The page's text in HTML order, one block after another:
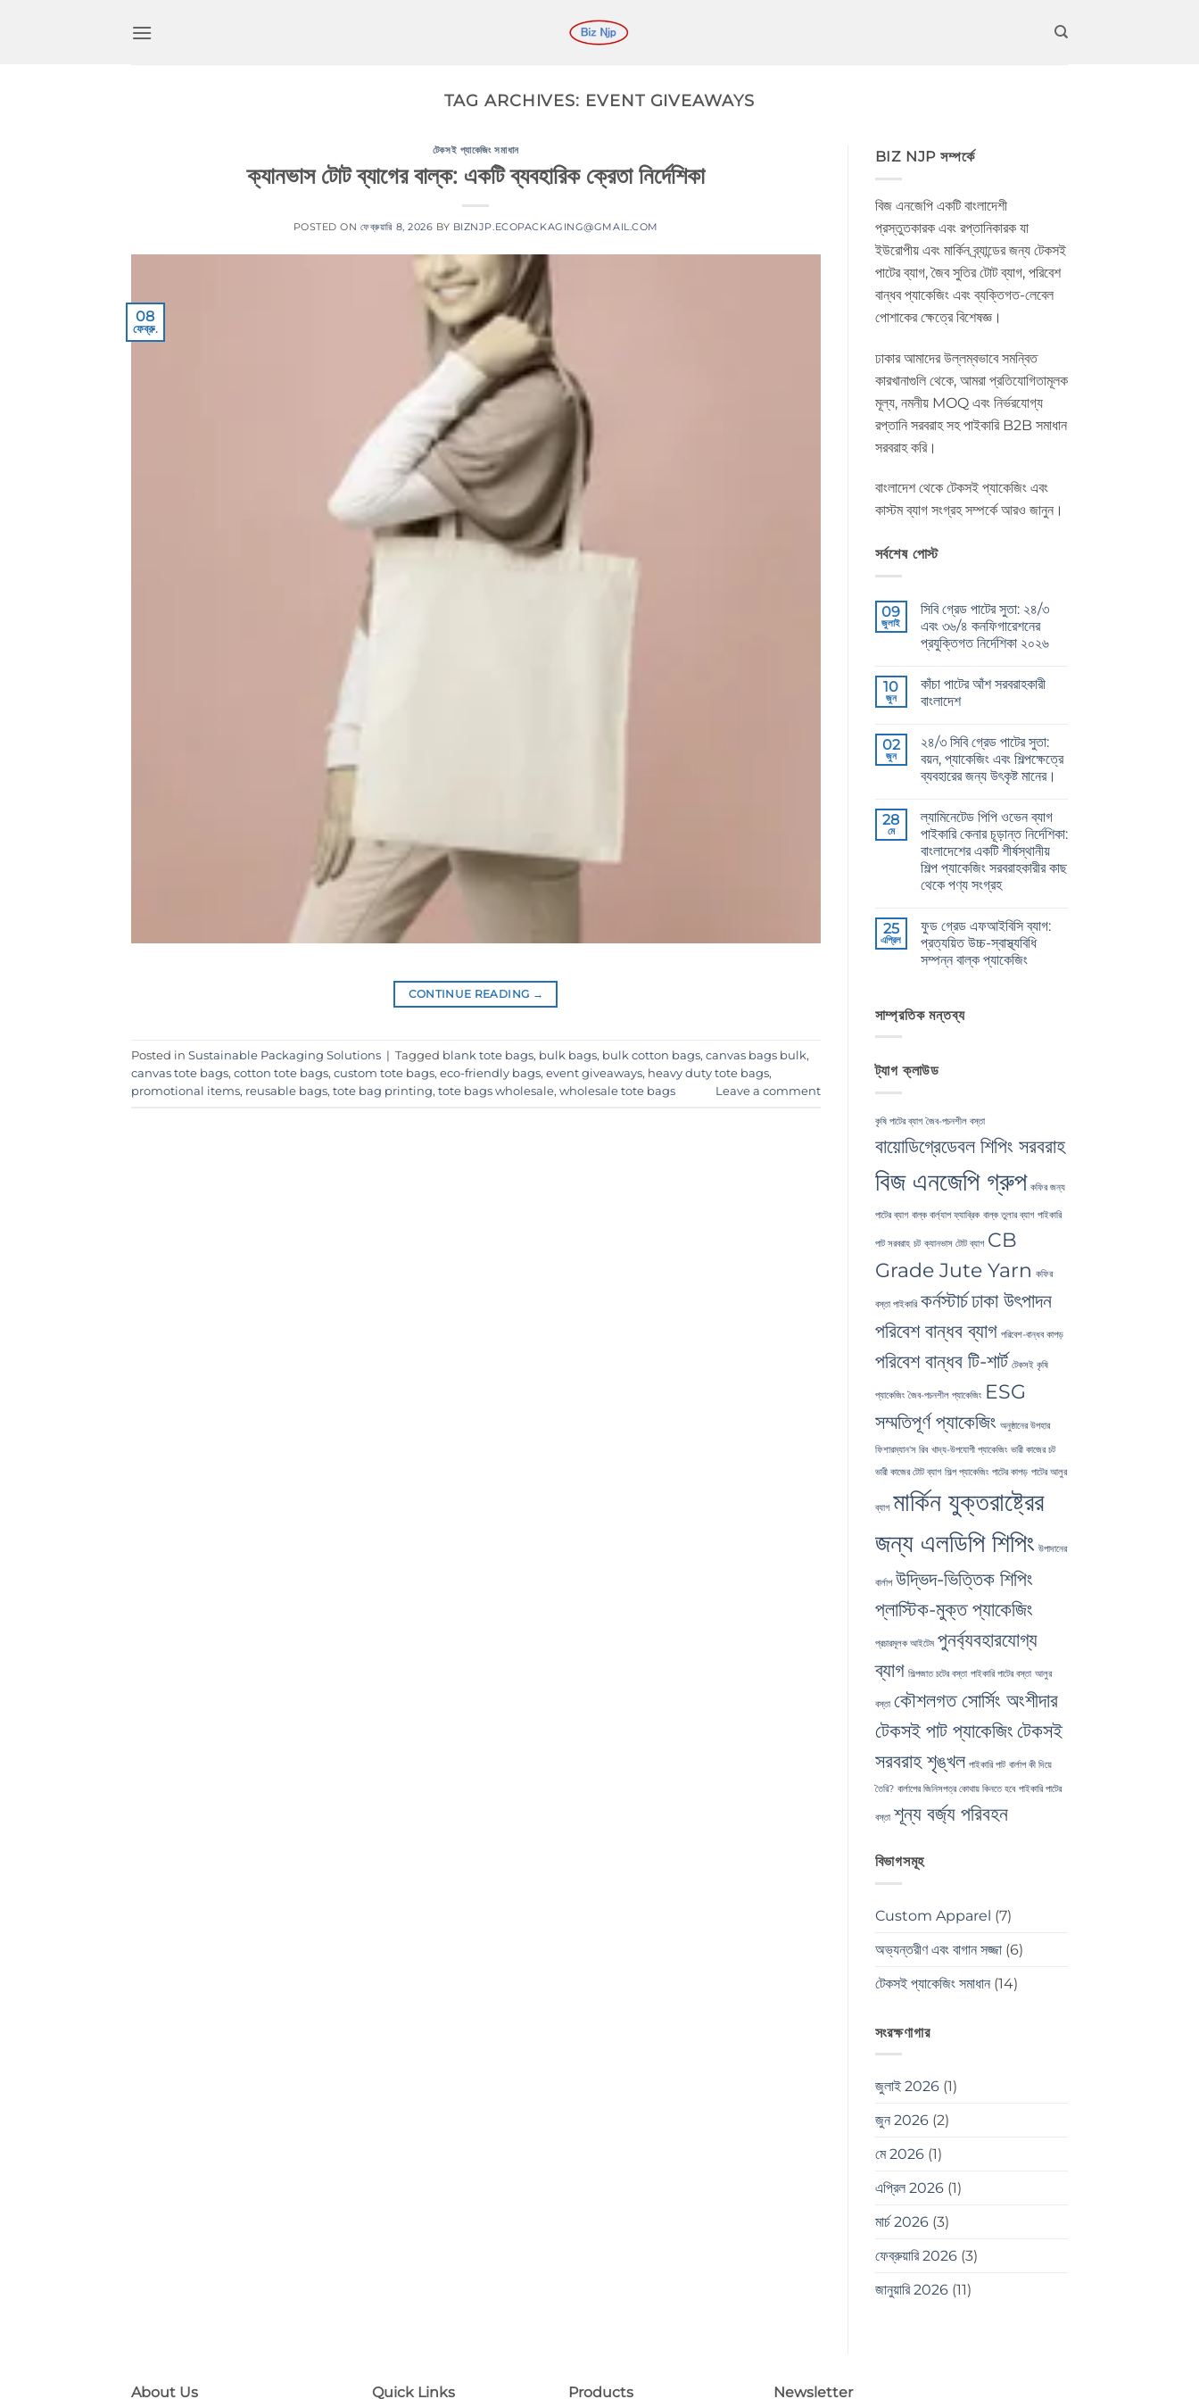
TAG ARCHIVES: EVENT GIVEAWAYS
টেকসই প্যাকেজিং সমাধান
ক্যানভাস টোট ব্যাগের বাল্ক: একটি ব্যবহারিক ক্রেতা নির্দেশিকা
POSTED ONফেব্রুয়ারি 8, 2026 BY BIZNJP.ECOPACKAGING@GMAIL.COM
08
ফেব্রু.
CONTINUE READING →
Posted in Sustainable Packaging Solutions | Tagged blank tote bags, bulk bags, bulk cotton bags, canvas bags bulk,
canvas tote bags, cotton tote bags, custom tote bags, eco-friendly bags, event giveaways, heavy duty tote bags,
promotional items, reusable bags, tote bag printing, tote bags wholesale, wholesale tote bags Leave a comment
BIZ NJP সম্পর্কে
বিজ এনজেপি একটি বাংলাদেশী
প্রস্তুতকারক এবং রপ্তানিকারক যা
ইউরোপীয় এবং মার্কিন ব্র্যান্ডের জন্য টেকসই
পাটের ব্যাগ, জৈব সুতির টোট ব্যাগ, পরিবেশ
বান্ধব প্যাকেজিং এবং ব্যক্তিগত-লেবেল
পোশাকের ক্ষেত্রে বিশেষজ্ঞ।
ঢাকার আমাদের উল্লম্বভাবে সমন্বিত
কারখানাগুলি থেকে, আমরা প্রতিযোগিতামূলক
মূল্য, নমনীয় MOQ এবং নির্ভরযোগ্য
রপ্তানি সরবরাহ সহ পাইকারি B2B সমাধান
সরবরাহ করি।
বাংলাদেশ থেকে টেকসই প্যাকেজিং এবং
কাস্টম ব্যাগ সংগ্রহ সম্পর্কে আরও জানুন।
সর্বশেষ পোস্ট
09
জুলাই
সিবি গ্রেড পাটের সুতা: ২৪/৩
এবং ৩৬/৪ কনফিগারেশনের
প্রযুক্তিগত নির্দেশিকা ২০২৬
Jute
Yarn:
The
Guide
to
24/3
and
36/4
এ
নেই
10
জুন
কাঁচা পাটের আঁশ সরবরাহকারী
বাংলাদেশ
Fibre
Supplier
Bangladesh
এ
নেই
02
জুন
২৪/৩ সিবি গ্রেড পাটের সুতা:
বয়ন, প্যাকেজিং এবং শিল্পক্ষেত্রে
ব্যবহারের জন্য উৎকৃষ্ট মানের।
Grade
Jute
Yarn:
Premium
Quality
for
Weaving,
Packaging
Industrial
Applications
এ
নেই
28
মে
ল্যামিনেটেড পিপি ওভেন ব্যাগ
পাইকারি কেনার চূড়ান্ত নির্দেশিকা:
বাংলাদেশের একটি শীর্ষস্থানীয়
শিল্প প্যাকেজিং সরবরাহকারীর কাছ
থেকে পণ্য সংগ্রহ
Guide
to
Laminated
PP
Woven
from
Packaging
Supplier
নেই
25
এপ্রিল
ফুড গ্রেড এফআইবিসি ব্যাগ:
প্রত্যয়িত উচ্চ-স্বাস্থ্যবিধি
সম্পন্ন বাল্ক প্যাকেজিং
Bag:
Certified
Packaging
সাম্প্রতিক মন্তব্য
ট্যাগ ক্লাউড
কৃষি পাটের ব্যাগ জৈব-পচনশীল বস্তা
বায়োডিগ্রেডেবল শিপিং সরবরাহ
বিজ এনজেপি গ্রুপ কফির জন্য
পাটের ব্যাগ বাল্ক বার্ল্যাপ ফ্যাব্রিক বাল্ক তুলার ব্যাগ পাইকারি
পাট সরবরাহ চট ক্যানভাস টোট ব্যাগ CB
Grade Jute Yarn কফির
বস্তা পাইকারি কর্নস্টার্চঢাকা উৎপাদন
পরিবেশ বান্ধব ব্যাগ পরিবেশ-বান্ধব কাপড়
পরিবেশ বান্ধব টি-শার্ট টেকসই কৃষি
প্যাকেজিং জৈব-পচনশীল প্যাকেজিং ESG
সম্মতিপূর্ণ প্যাকেজিং অনুষ্ঠানের উপহার
ফিশারম্যান'স রিব খাদ্য-উপযোগী প্যাকেজিং ভারী কাজের চট
ভারী কাজের টোট ব্যাগ শিল্প প্যাকেজিং পাটের কাপড় পাটের আলুর
ব্যাগ মার্কিন যুক্তরাষ্ট্রের
জন্য এলডিপি শিপিং উপাদানের
বার্লাপ উদ্ভিদ-ভিত্তিক শিপিং
প্লাস্টিক-মুক্ত প্যাকেজিং
প্রচারমূলক আইটেম পুনর্ব্যবহারযোগ্য
ব্যাগ শিল্পজাত চটের বস্তা পাইকারি পাটের বস্তা আলুর
বস্তা কৌশলগত সোর্সিং অংশীদার
টেকসই পাট প্যাকেজিংটেকসই
সরবরাহ শৃঙ্খল পাইকারি পাট বার্লাপ কী দিয়ে
তৈরি? বার্লাপের জিনিসপত্র কোথায় কিনতে হবে পাইকারি পাটের
বস্তা শূন্য বর্জ্য পরিবহন
বিভাগসমূহ
Custom Apparel (7)
অভ্যন্তরীণ এবং বাগান সজ্জা(6)
টেকসই প্যাকেজিং সমাধান(14)
সংরক্ষণাগার
জুলাই 2026(1)
জুন 2026(2)
মে 2026(1)
এপ্রিল 2026(1)
মার্চ 2026(3)
ফেব্রুয়ারি 2026(3)
জানুয়ারি 2026(11)
About Us Quick Links Products Newsletter